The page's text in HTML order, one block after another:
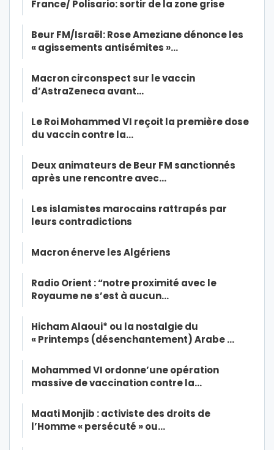
France/ Polisario: sortir de la zone grise
Beur FM/Israël: Rose Ameziane dénonce les
« agissements antisémites »…
Macron circonspect sur le vaccin
d’AstraZeneca avant…
Le Roi Mohammed VI reçoit la première dose
du vaccin contre la…
Deux animateurs de Beur FM sanctionnés
après une rencontre avec…
Les islamistes marocains rattrapés par
leurs contradictions
Macron énerve les Algériens
Radio Orient : “notre proximité avec le
Royaume ne s’est à aucun…
Hicham Alaoui* ou la nostalgie du
« Printemps (désenchantement) Arabe …
Mohammed VI ordonne’une opération
massive de vaccination contre la…
Maati Monjib : activiste des droits de
l’Homme « persécuté » ou…